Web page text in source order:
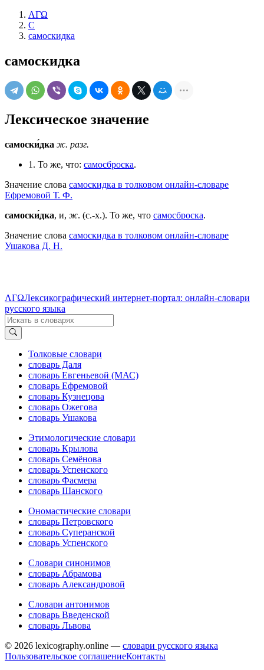
ΛΓΩ
С
самоскидка
самоскидка
Лексическое значение
самоски́дка ж. разг.
1. То же, что: самосброска.
Значение слова самоскидка в толковом онлайн-словаре
Ефремовой Т. Ф.
самоски́дка, и, ж. (с.-х.). То же, что самосброска.
Значение слова самоскидка в толковом онлайн-словаре
Ушакова Д. Н.
ΛΓΩЛексикографический интернет-портал: онлайн-словари
русского языка
Толковые словари
словарь Даля
словарь Евгеньевой (МАС)
словарь Ефремовой
словарь Кузнецова
словарь Ожегова
словарь Ушакова
Этимологические словари
словарь Крылова
словарь Семёнова
словарь Успенского
словарь Фасмера
словарь Шанского
Ономастические словари
словарь Петровского
словарь Суперанской
словарь Успенского
Словари синонимов
словарь Абрамова
словарь Александровой
Словари антонимов
словарь Введенской
словарь Львова
© 2026 lexicography.online — словари русского языка
Пользовательское соглашениеКонтакты